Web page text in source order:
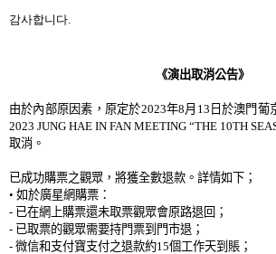
감사합니다.
《演出取消公告》
由於內部原因素，原定於2023年8月 13 日於澳門葡
2023 JUNG HAE IN FAN MEETING “THE 10TH
取消。
已成功購票之觀眾，將獲全數退款。詳情如下；
• 如於廣星網購票：
- 已在網上購票還未取票觀眾會原路退回；
- 已取票的觀眾需要持門票到門市退；
- 微信和支付寶支付之退款約15個工作天到賬；